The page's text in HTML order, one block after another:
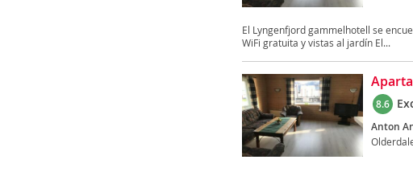
El Lyngenfjord gammelhotell se
WiFi gratuita y vistas al jardín El...
8.6
Anton